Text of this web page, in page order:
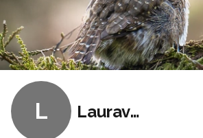
L Lauravdm